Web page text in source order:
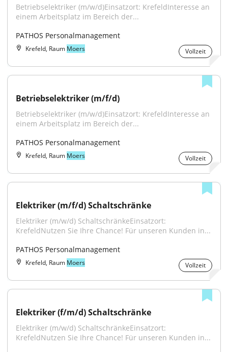
Betriebselektriker (m/w/d)Einsatzort: KrefeldInteresse an
einem Arbeitsplatz im Bereich der...
PATHOS Personalmanagement
Krefeld, Raum Moers Vollzeit
Betriebselektriker (m/f/d)
Betriebselektriker (m/w/d)Einsatzort: KrefeldInteresse an
einem Arbeitsplatz im Bereich der...
PATHOS Personalmanagement
Krefeld, Raum Moers Vollzeit
Elektriker (m/f/d) Schaltschränke
Elektriker (m/w/d) SchaltschränkeEinsatzort:
KrefeldNutzen Sie Ihre Chance! Für unseren Kunden in...
PATHOS Personalmanagement
Krefeld, Raum Moers Vollzeit
Elektriker (f/m/d) Schaltschränke
Elektriker (m/w/d) SchaltschränkeEinsatzort:
KrefeldNutzen Sie Ihre Chance! Für unseren Kunden in...